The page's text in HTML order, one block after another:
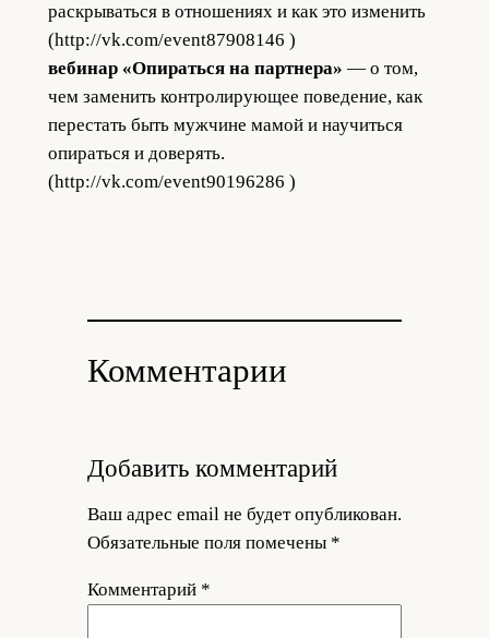
раскрываться в отношениях и как это изменить
(http://vk.com/event87908146 )
вебинар «Опираться на партнера» — о том,
чем заменить контролирующее поведение, как
перестать быть мужчине мамой и научиться
опираться и доверять.
(http://vk.com/event90196286 )
Комментарии
Добавить комментарий
Ваш адрес email не будет опубликован.
Обязательные поля помечены *
Комментарий *